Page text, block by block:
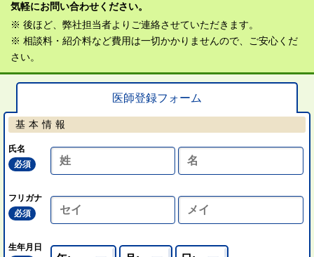
気軽にお問い合わせください。
※ 後ほど、弊社担当者よりご連絡させていただきます。
※ 相談料・紹介料など費用は一切かかりませんので、ご安心くだ
さい。
医師登録フォーム
基本情報
氏名
必須
フリガナ
必須
生年月日